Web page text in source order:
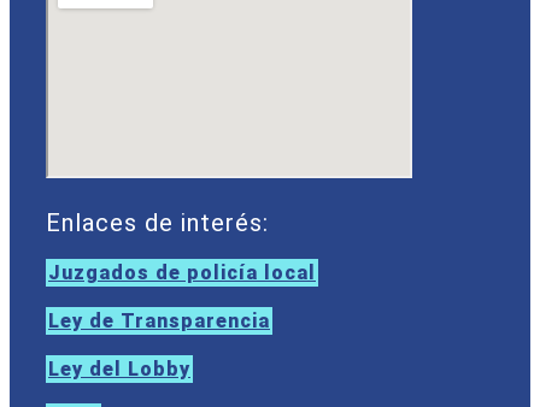
Enlaces de interés:
Juzgados de policía local
Ley de Transparencia
Ley del Lobby